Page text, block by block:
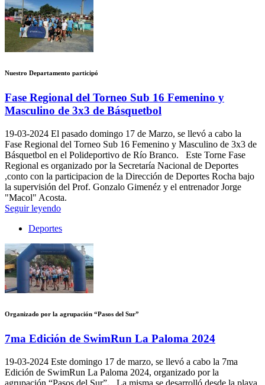
Nuestro Departamento participó
Fase Regional del Torneo Sub 16 Femenino y
Masculino de 3x3 de Básquetbol
19-03-2024 El pasado domingo 17 de Marzo, se llevó a cabo la
Fase Regional del Torneo Sub 16 Femenino y Masculino de 3x3 de
Básquetbol en el Polideportivo de Río Branco. Este Torne Fase
Regional es organizado por la Secretaría Nacional de Deportes
,conto con la participacion de la Dirección de Deportes Rocha bajo
la supervisión del Prof. Gonzalo Gimenéz y el entrenador Jorge
"Macol" Acosta.
Seguir leyendo
Deportes
Organizado por la agrupación “Pasos del Sur”
7ma Edición de SwimRun La Paloma 2024
19-03-2024 Este domingo 17 de marzo, se llevó a cabo la 7ma
Edición de SwimRun La Paloma 2024, organizado por la
agrupación “Pasos del Sur”. La misma se desarrolló desde la playa